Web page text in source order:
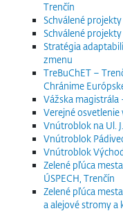
Trenčín
Schválené projekty
Schválené projekty
Stratégia
zmenu
TreBuChET –
Chránime
Vážska magistrála
Verejné osvetlenie
Vnútroblok na Ul.
Vnútroblok
Vnútroblok
Zelené pľúca
ÚSPECH, Trenčín
Zelené pľúca
a alejové stromy a